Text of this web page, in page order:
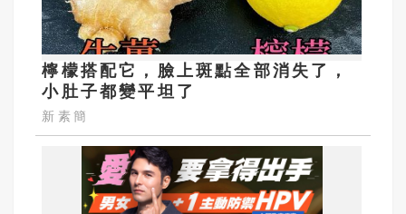
檸檬搭配它，臉上斑點全部消失了，
小肚子都變平坦了
新素簡